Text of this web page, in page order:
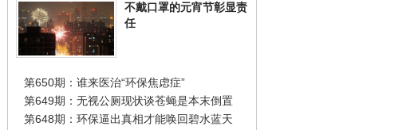
不戴口罩的元宵节彰显责
任
第650期：谁来医治“环保焦虑症”
第649期：无视公厕现状谈苍蝇是本末倒置
第648期：环保逼出真相才能唤回碧水蓝天